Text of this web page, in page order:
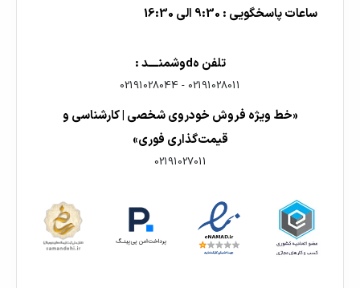
ساعات پاسخگویی : 9:30 الی 16:30
تلفن هdوشمنــــد :
02191028011
-
02191028044
«خط ویژه فروش خودروی شخصی | کارشناسی و
قیمت‌گذاری فوری»
02191027011